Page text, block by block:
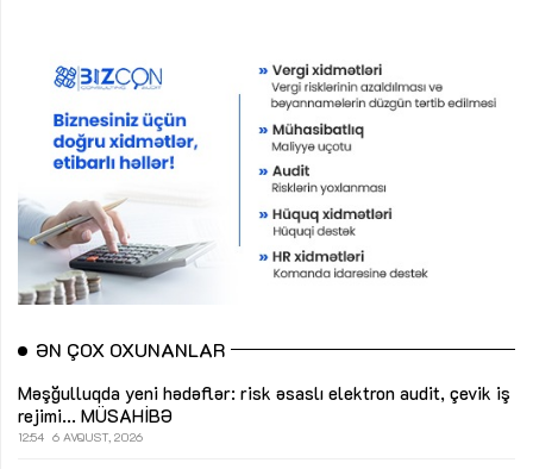
ƏN ÇOX OXUNANLAR
Məşğulluqda yeni hədəflər: risk əsaslı elektron audit, çevik iş
rejimi... MÜSAHİBƏ
12:54 6 AVQUST, 2026